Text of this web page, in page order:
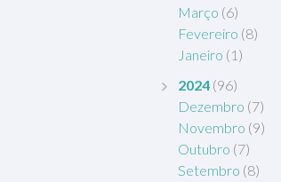
Março (6)
Fevereiro (8)
Janeiro (1)
2024 (96)
Dezembro (7)
Novembro (9)
Outubro (7)
Setembro (8)